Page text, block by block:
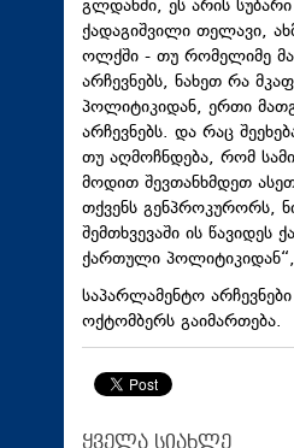
გლდანში, ეს არის
ქადაგიშვილი თელავი,
ოლქში - თუ რომელიმე
არჩევნებს, ნახეთ რა
პოლიტიკიდან, ერთი
არჩევნებს. და რაც
თუ აღმოჩნდება, რომ
მოდით შევთანხმდეთ
თქვენს გენპროკურორს,
შემთხვევაში ის
ქართული პოლიტიკიდან“,
საპარლამენტო
ოქტომბერს გაიმართება.
ყველა სიახლე